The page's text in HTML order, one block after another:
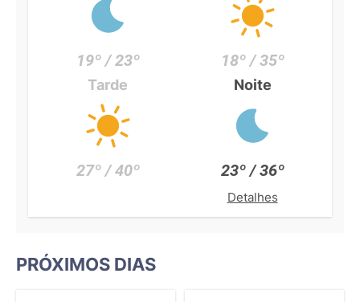
19º / 23º 18º / 35º
Tarde
27º / 40º
Noite
23º / 36º
Detalhes
PRÓXIMOS DIAS